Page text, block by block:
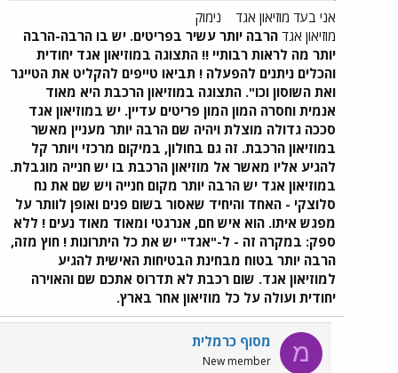
אני בעד מוזיאון אגד
נימוק
מוזיאון אגד הרבה יותר עשיר בפריטים. יש בו הרבה-הרבה
יותר מה לראות רבותיי !! התצוגה במוזיאון אגד יחודית
והכלים ניתנים להפעלה ! תביאו טייפים להקליט את הטייגר
ואת השוסון וכו". התצוגה במוזיאון הרכבת היא מאוד
אנמית וחסרה המון המון פריטים עדיין. יש במוזיאון אגד
סככה גדולה מוצלת ויהיה שם הרבה יותר מעניין מאשר
במוזיאון הרכבת. זה גם בחולון, במיקום מרכזי ויותר קל
להגיע אליו מאשר אל מוזיאון הרכבת בו יש חנייה מוגבלת.
במוזיאון אגד יש הרבה יותר מקום חנייה ויש שם את נח
סלוצקי - האחד והיחיד שאסור בשום פנים ואופן לוותר על
מפגש איתו. הוא איש חם, אנרגטי ומאוד מאוד נעים ! ללא
ספק: במקרה זה - ל-"אגד" יש את כל היתרונות ! חוץ מזה,
הרבה יותר בטוח מבחינת הבטיחות האישית להגיע
למוזיאון אגד. שום רכבת לא תדרוס אתכם שם והאוירה
יחודית ועולה על כל מוזיאון אחר בארץ.
מ מסוף כרמלית
New member